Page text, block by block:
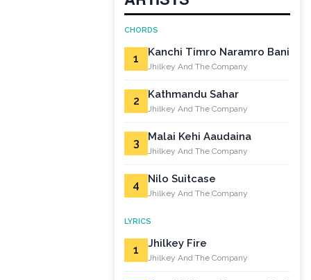
CHORDS
1 Kanchi Timro Naramro Bani
Jhilkey And The Company
2 Kathmandu Sahar
Jhilkey And The Company
3 Malai Kehi Aaudaina
Jhilkey And The Company
4 Nilo Suitcase
Jhilkey And The Company
LYRICS
1 Jhilkey Fire
Jhilkey And The Company